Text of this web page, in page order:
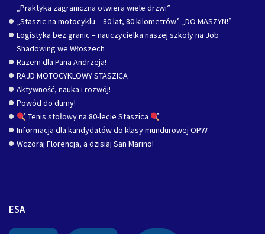
„Praktyka zagraniczna otwiera wiele drzwi”
„Staszic na motocyklu – 80 lat, 80 kilometrów” „DO MASZYN!”
Logistyka bez granic – nauczycielka naszej szkoły na Job
Shadowing we Włoszech
Razem dla Pana Andrzeja!
RAJD MOTOCYKLOWY STASZICA
Aktywność, nauka i rozwój!
Powód do dumy!
Tenis stołowy na 80-lecie Staszica
Informacja dla kandydatów do klasy mundurowej OPW
Wczoraj Florencja, a dzisiaj San Marino!
ESA